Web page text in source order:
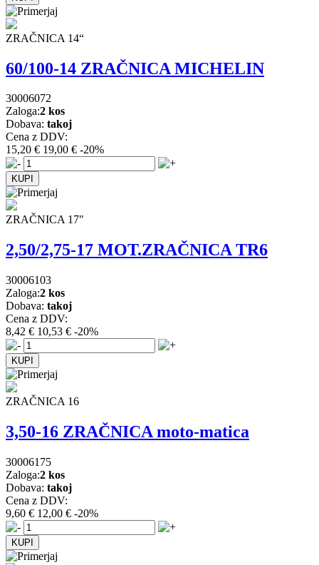
ZRAČNICA 14“
60/100-14 ZRAČNICA MICHELIN
30006072
Zaloga:2 kos
Dobava: takoj
Cena z DDV:
15,20 € 19,00 € -20%
ZRAČNICA 17"
2,50/2,75-17 MOT.ZRAČNICA TR6
30006103
Zaloga:2 kos
Dobava: takoj
Cena z DDV:
8,42 € 10,53 € -20%
ZRAČNICA 16
3,50-16 ZRAČNICA moto-matica
30006175
Zaloga:2 kos
Dobava: takoj
Cena z DDV:
9,60 € 12,00 € -20%